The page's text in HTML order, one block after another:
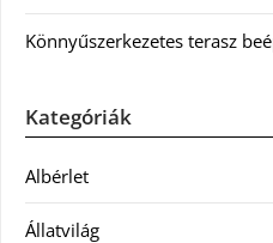
Könnyűszerkezetes terasz
Kategóriák
Albérlet
Állatvilág